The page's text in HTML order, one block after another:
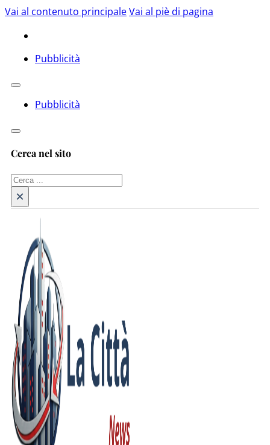
Vai al contenuto principaleVai al piè di pagina
Pubblicità
Pubblicità
Cerca nel sito
Cerca
×